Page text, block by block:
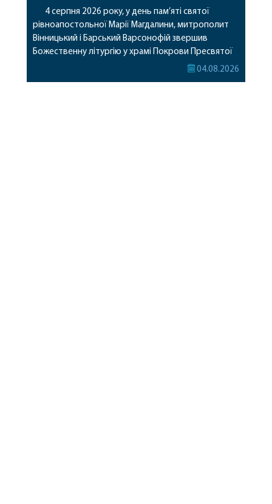
4 серпня 2026 року, у день пам’яті святої
рівноапостольної Марії Магдалини, митрополит
Вінницький і Барський Варсонофій звершив
Божественну літургію у храмі Покрови Пресвятої
Богородиці села Терешки Барського благочиння.
04.08.2026